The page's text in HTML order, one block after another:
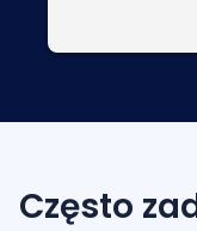
Często